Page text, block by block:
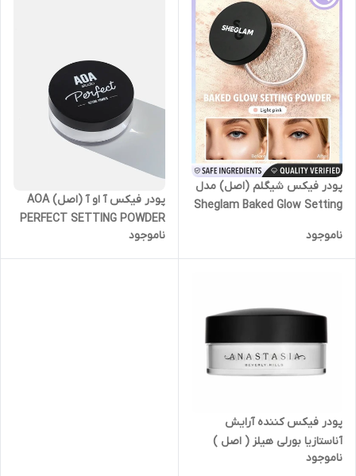
پودر فیکس شیگلم (اصل) مدل
Sheglam Baked Glow Setting
ناموجود
پودر فیکس آ او آ (اصل) AOA
PERFECT SETTING POWDER
- MATTE TRANSLUCENT
ناموجود
پودر فیکس کننده آرایش
آناستازیا بورلی هیلز ( اصل )
ناموجود